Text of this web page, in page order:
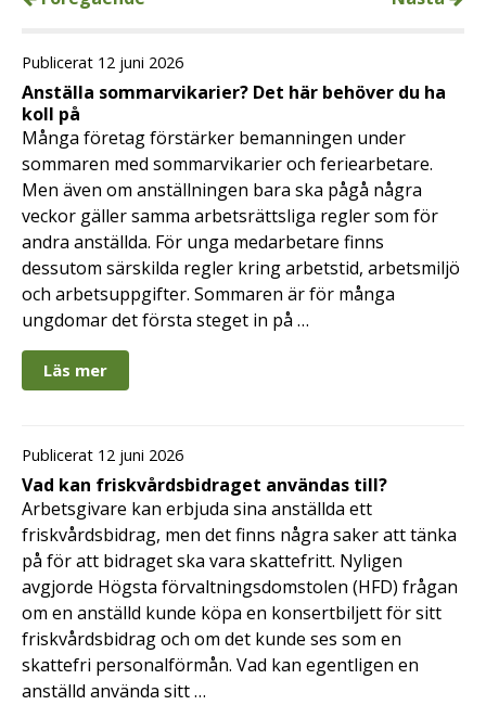
Publicerat 12 juni 2026
Anställa sommarvikarier? Det här behöver du ha
koll på
Många företag förstärker bemanningen under
sommaren med sommarvikarier och feriearbetare.
Men även om anställningen bara ska pågå några
veckor gäller samma arbetsrättsliga regler som för
andra anställda. För unga medarbetare finns
dessutom särskilda regler kring arbetstid, arbetsmiljö
och arbetsuppgifter. Sommaren är för många
ungdomar det första steget in på …
Läs mer
Publicerat 12 juni 2026
Vad kan friskvårdsbidraget användas till?
Arbetsgivare kan erbjuda sina anställda ett
friskvårdsbidrag, men det finns några saker att tänka
på för att bidraget ska vara skattefritt. Nyligen
avgjorde Högsta förvaltningsdomstolen (HFD) frågan
om en anställd kunde köpa en konsertbiljett för sitt
friskvårdsbidrag och om det kunde ses som en
skattefri personalförmån. Vad kan egentligen en
anställd använda sitt …